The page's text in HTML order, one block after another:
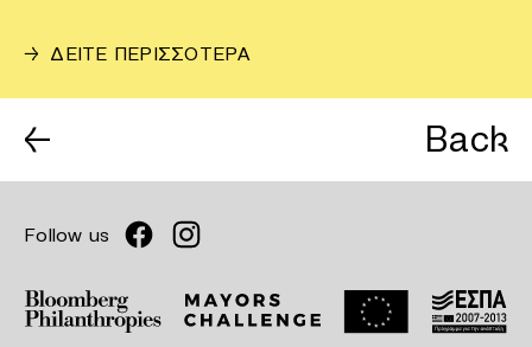
→ ΔΕΙΤΕ ΠΕΡΙΣΣΟΤΕΡΑ
← Back
Follow us